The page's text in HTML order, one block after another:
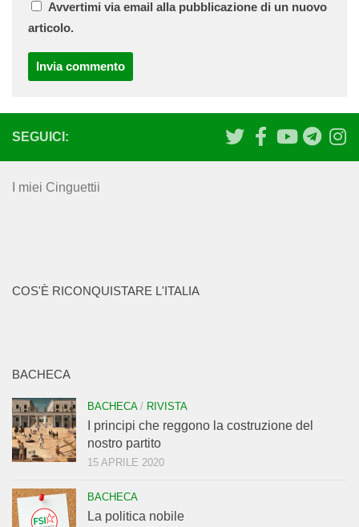
Avvertimi via email alla pubblicazione di un nuovo
articolo.
SEGUICI:
I miei Cinguettii
COS'È RICONQUISTARE L'ITALIA
BACHECA
BACHECA/ RIVISTA
I principi che reggono la costruzione del
nostro partito
15 APRILE 2020
BACHECA
La politica nobile